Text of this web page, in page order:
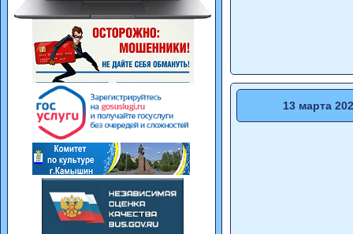
13 марта